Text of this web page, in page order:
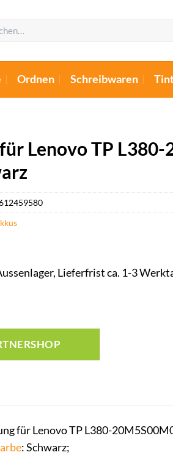
Ordnen Schreibwaren
Lenovo TP
Lieferfrist ca. 1-3
für Lenovo TP L380-
: Schwarz;